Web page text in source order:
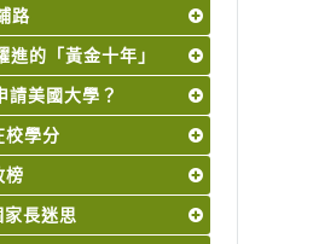
路
的「黃金十年」
美國大學？
學分
榜
長迷思